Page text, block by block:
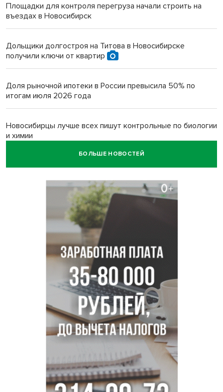
Площадки для контроля перегруза начали строить на
въездах в Новосибирск
Дольщики долгостроя на Титова в Новосибирске
получили ключи от квартир
Доля рыночной ипотеки в России превысила 50% по
итогам июля 2026 года
Новосибирцы лучше всех пишут контрольные по биологии
и химии
Нейросеть для диагностики депрессии в крови создали в
Двум бойцам СВО после минно-взрывной травмы
«оживили» нервы в Новосибирске
Персидский ковер «108 шахов» впервые вывезли из музея
Востока в Новосибирск
Актриса из Новосибирска Евгения Туркова сыграла мать
в сериале «Малой»
БОЛЬШЕ НОВОСТЕЙ